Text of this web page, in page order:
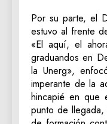
Por su parte, el
estuvo al frente
«El aquí, el
graduandos en
la Unerg»,
imperante de la
hincapié en que
punto de